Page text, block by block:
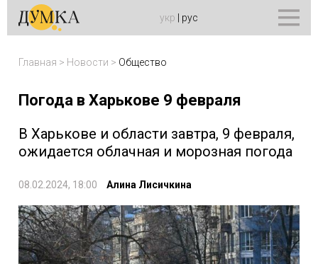
укр рус
Главная > Новости > Общество
Погода в Харькове 9 февраля
В Харькове и области завтра, 9 февраля,
ожидается облачная и морозная погода
08.02.2024, 18:00 Алина Лисичкина